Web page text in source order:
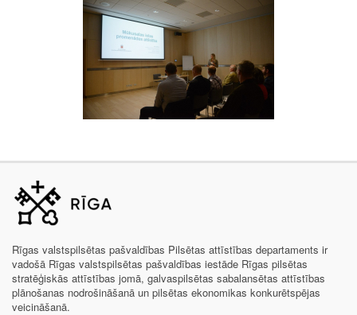
Rīgas valstspilsētas pašvaldības Pilsētas attīstības departaments ir
vadošā Rīgas valstspilsētas pašvaldības iestāde Rīgas pilsētas
stratēģiskās attīstības jomā, galvaspilsētas sabalansētas attīstības
plānošanas nodrošināšanā un pilsētas ekonomikas konkurētspējas
veicināšanā.